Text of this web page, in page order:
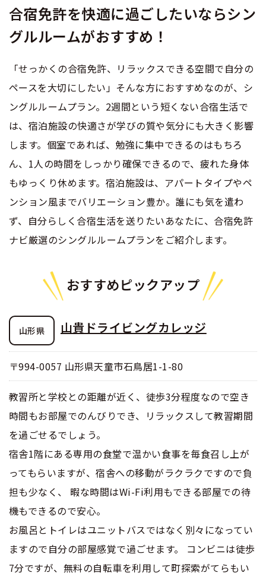
中型二種
大型二種
お気に入りの教習所
合宿費用のお支払いについて
合宿免許に必要な持ち物
合宿免許 体験談・口コミ
合宿免許 よくある質問
まるわかり！合宿免許Q＆A
本免学科試験問題に挑戦
近くに温泉がある合宿免許
観光も楽しめる合宿免許
ホテルシングルプランの合宿免許
仮免許から入校出来る合宿免許
60才からでも入校できる合宿免許
AT限定解除無しで入校できる大型系・二種系合宿
免許
合宿免許を快適に過ごしたいならシン
グルルームがおすすめ！
「せっかくの合宿免許、リラックスできる空間で自分の
ペースを大切にしたい」そんな方におすすめなのが、シ
ングルルームプラン。2週間という短くない合宿生活で
は、宿泊施設の快適さが学びの質や気分にも大きく影響
します。個室であれば、勉強に集中できるのはもちろ
ん、1人の時間をしっかり確保できるので、疲れた身体
もゆっくり休めます。宿泊施設は、アパートタイプやペ
ンション風までバリエーション豊か。誰にも気を遣わ
ず、自分らしく合宿生活を送りたいあなたに、合宿免許
ナビ厳選のシングルルームプランをご紹介します。
おすすめピックアップ
山形県 山貴ドライビングカレッジ
〒994-0057 山形県天童市石鳥居1-1-80
教習所と学校との距離が近く、徒歩3分程度なので空き
時間もお部屋でのんびりでき、リラックスして教習期間
を過ごせるでしょう。
宿舎1階にある専用の食堂で温かい食事を毎食召し上が
ってもらいますが、宿舎への移動がラクラクですので負
担も少なく、 暇な時間はWi-Fi利用もできる部屋での待
機もできるので安心。
お風呂とトイレはユニットバスではなく別々になってい
ますので自分の部屋感覚で過ごせます。 コンビニは徒歩
7分ですが、無料の自転車を利用して町探索がてらもい